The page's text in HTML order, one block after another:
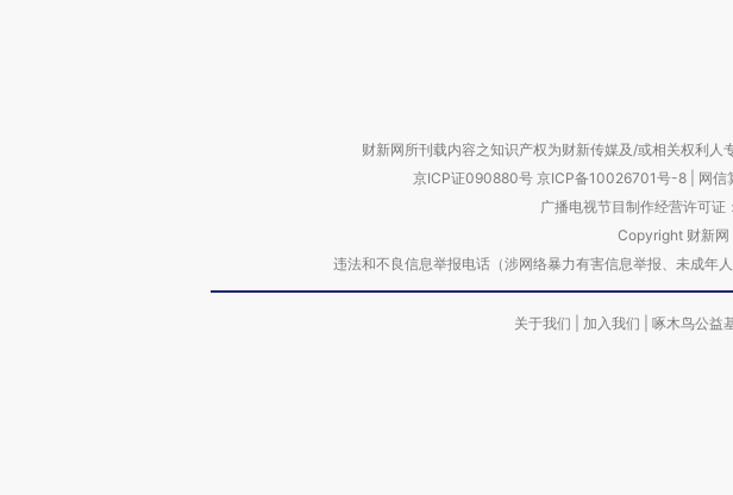
财新网所刊载内容之知识产权为财新传媒及/或相关权利人
京ICP证090880号 京ICP备10026701号-8 网信
广播电视节目制作经营许可证
Copyright 财新网
违法和不良信息举报电话（涉网络暴力有害信息举报、未成
关于我们 加入我们 啄木鸟公益